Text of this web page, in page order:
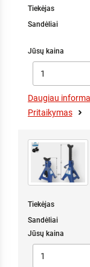
Tiekėjas
Sandėliai
Jūsų kaina
Daugiau
Pritaikymas
Tiekėjas
Sandėliai
Jūsų kaina